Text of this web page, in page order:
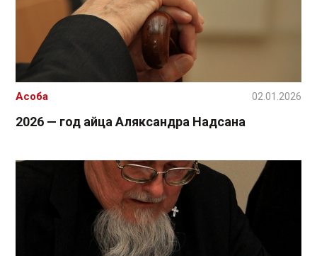
2026 — год айца Аляксандра Надсана
Асоба 02.01.2026